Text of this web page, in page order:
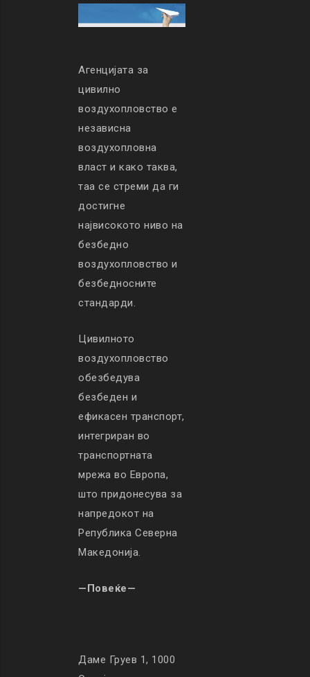
Агенцијата за
цивилно
воздухопловство е
независна
воздухопловна
власт и како таква,
таа се стреми да ги
достигне
највисокото ниво на
безбедно
воздухопловство и
безбедносните
стандарди.
Цивилното
воздухопловство
обезбедува
безбеден и
ефикасен транспорт,
интегриран во
транспортната
мрежа во Европа,
што придонесува за
напредокот на
Република Северна
Македонија.
—Повеќе—
Даме Груев 1, 1000